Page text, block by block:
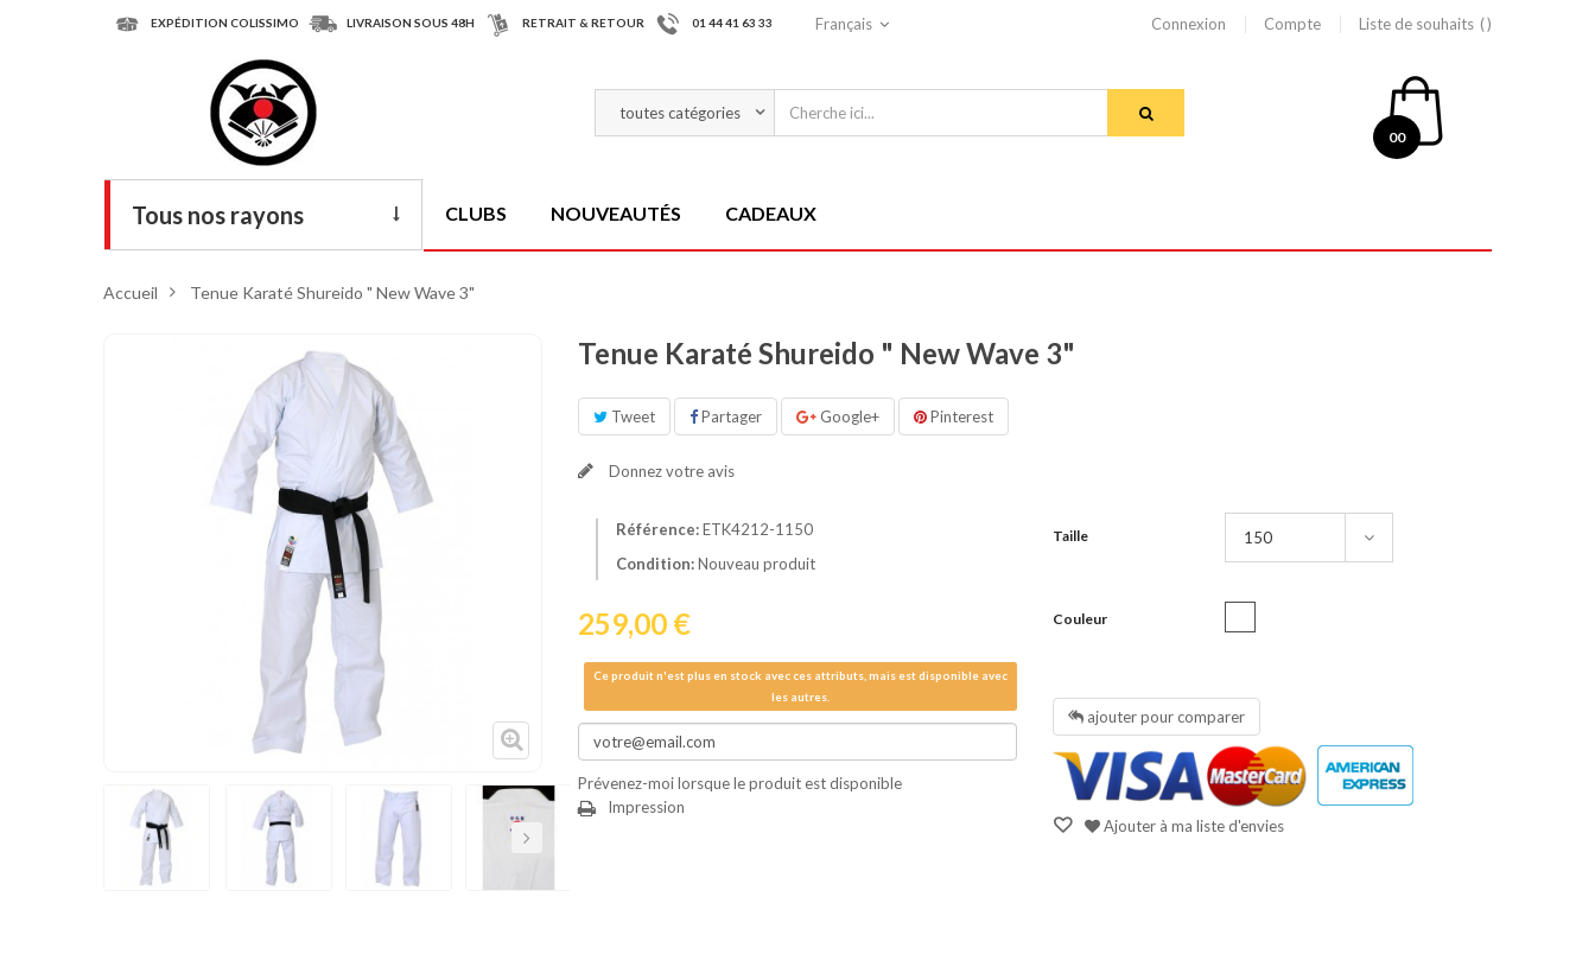
EXPÉDITION COLISSIMO LIVRAISON SOUS 48H RETRAIT & RETOUR 01 44 41 63 33 Français Connexion Compte Liste de souhaits
00
Tous nos rayons
Chaussures
Protections
Cible de frappe
Décoration
CLUBS NOUVEAUTÉS CADEAUX
Accueil > Tenue Karaté Shureido " New Wave 3"
Tenue Karaté Shureido " New Wave 3"
Tweet Partager Google+ Pinterest
Donnez votre avis
Référence:ETK4212-1150
Condition:Nouveau produit
259,00 €
Ce produit n'est plus en stock avec ces attributs, mais est disponible avec
les autres.
Prévenez-moi lorsque le produit est disponible
Impression
Taille
Couleur
ajouter pour comparer
Ajouter à ma liste d'envies